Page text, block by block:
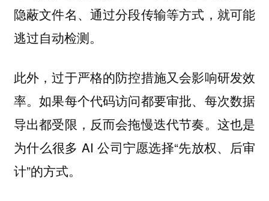
隐蔽文件名、通过分段传输等方式，就可能
逃过自动检测。
此外，过于严格的防控措施又会影响研发效
率。如果每个代码访问都要审批、每次数据
导出都受限，反而会拖慢迭代节奏。这也是
为什么很多 AI 公司宁愿选择“先放权、后审
计”的方式。